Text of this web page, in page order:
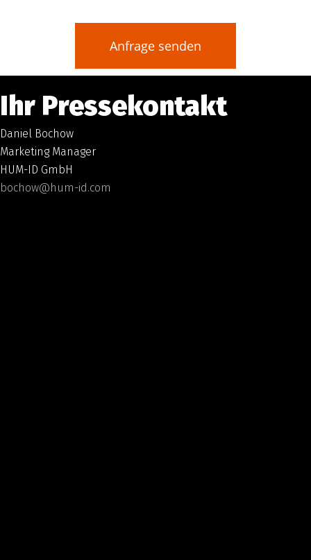
Anfrage senden
Ihr Pressekontakt
Daniel Bochow
Marketing Manager
HUM-ID GmbH
bochow@hum-id.com